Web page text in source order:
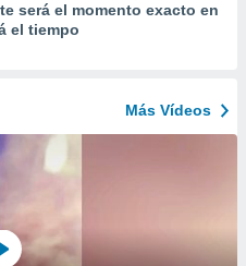
será el momento exacto en
el tiempo
Más Vídeos